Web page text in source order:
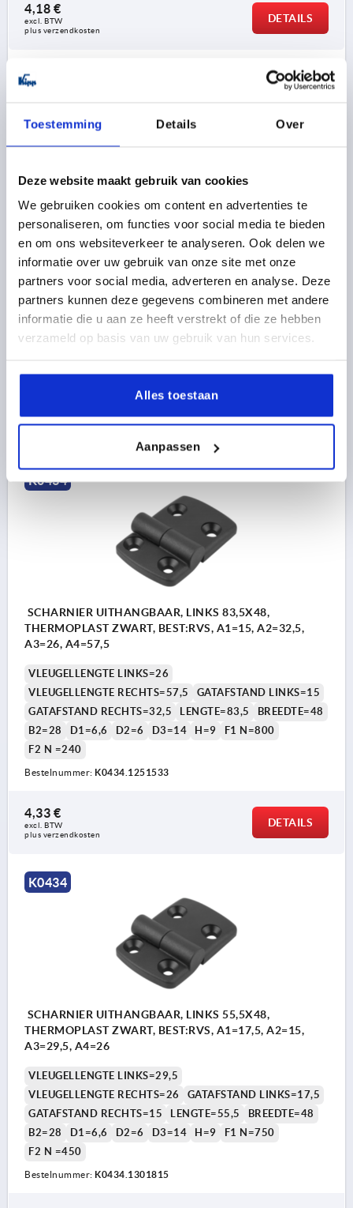
Toestemming Details Over
Deze website maakt gebruik van cookies
We gebruiken cookies om content en advertenties te
personaliseren, om functies voor social media te bieden
en om ons websiteverkeer te analyseren. Ook delen we
informatie over uw gebruik van onze site met onze
partners voor social media, adverteren en analyse. Deze
partners kunnen deze gegevens combineren met andere
informatie die u aan ze heeft verstrekt of die ze hebben
verzameld op basis van uw gebruik van hun services.
Alles toestaan
Aanpassen
4,18 €
excl. BTW
plus verzendkosten
DETAILS
K0434
SCHARNIER UITHANGBAAR, LINKS 74,5X48,
THERMOPLAST ZWART, BEST:RVS, A1=15, A2=27,5,
A3=26, A4=48,5
VLEUGELLENGTE LINKS=26
VLEUGELLENGTE RECHTS=48,5
GATAFSTAND LINKS=15
GATAFSTAND RECHTS=27,5
excl. BTW
DETAILS
K0434
SCHARNIER UITHANGBAAR, LINKS 83,5X48,
THERMOPLAST ZWART, BEST:RVS, A1=15, A2=32,5,
A3=26, A4=57,5
VLEUGELLENGTE LINKS=26
VLEUGELLENGTE RECHTS=57,5
GATAFSTAND LINKS=15
GATAFSTAND RECHTS=32,5
LENGTE=83,5
BREEDTE=48
B2=28
D1=6,6 D2=6 D3=14 H=9
F1 N=800
F2 N =240
Bestelnummer: K0434.1251533
4,33 €
excl. BTW
plus verzendkosten
DETAILS
K0434
SCHARNIER UITHANGBAAR, LINKS 55,5X48,
THERMOPLAST ZWART, BEST:RVS, A1=17,5, A2=15,
A3=29,5, A4=26
VLEUGELLENGTE LINKS=29,5
VLEUGELLENGTE RECHTS=26
GATAFSTAND LINKS=17,5
GATAFSTAND RECHTS=15
LENGTE=55,5
BREEDTE=48
B2=28
D1=6,6 D2=6 D3=14 H=9
F1 N=750
F2 N =450
Bestelnummer: K0434.1301815